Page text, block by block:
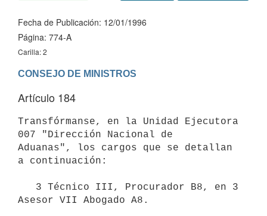
Fecha de Publicación: 12/01/1996
Página: 774-A
Carilla: 2
Artículo 184
Transfórmanse, en la Unidad Ejecutora
007 "Dirección Nacional de
Aduanas", los cargos que se detallan
a continuación:
Asesor VII Abogado A8.